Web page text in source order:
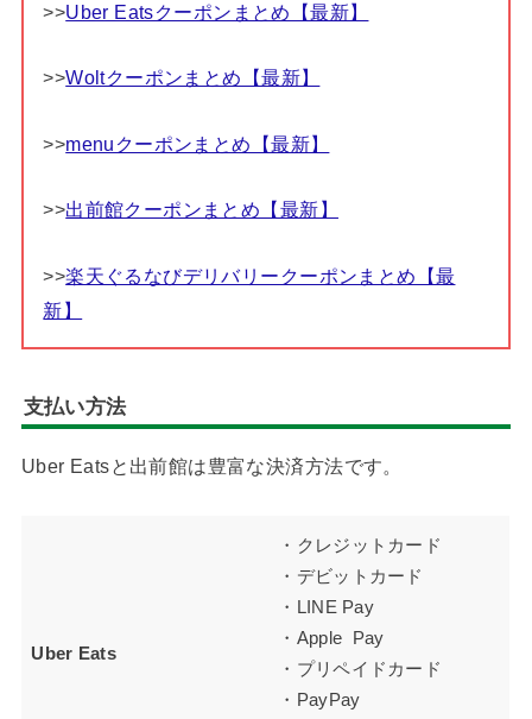
>>Uber Eatsクーポンまとめ【最新】
>>Woltクーポンまとめ【最新】
>>menuクーポンまとめ【最新】
>>出前館クーポンまとめ【最新】
>>楽天ぐるなびデリバリークーポンまとめ【最
新】
支払い方法
Uber Eatsと出前館は豊富な決済方法です。
Uber Eats
・クレジットカード
・デビットカード
・LINE Pay
・Apple Pay
・プリペイドカード
・PayPay